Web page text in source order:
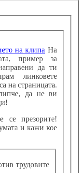
на клипа
пример за
да ти
линковете
на страницата.
да не ви
презорите!
и кажи кое
трудовите